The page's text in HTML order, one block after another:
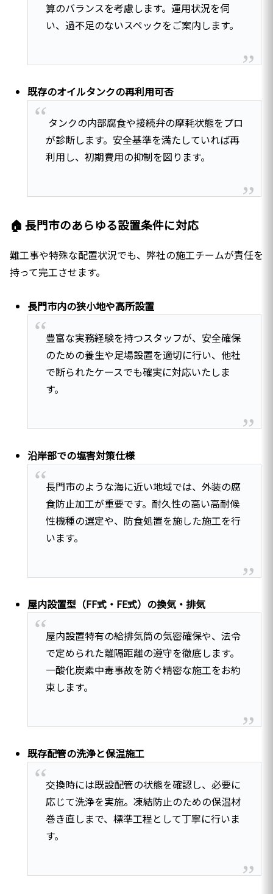
算のバランスを考慮します。運用状況を伺
い、過不足のないスペックをご案内します。
既存のオイルタンクの再利用可否
タンクの内部腐食や接続弁の摩耗状態をプロ
が診断します。安全基準を満たしていれば再
利用し、初期費用の抑制を図ります。
🏠 長門市のあらゆる設置条件に対応
難工事や特殊な配置状況でも、弊社の施工チームが責任を
持って完工させます。
長門市内の狭小地や高所設置
豊富な実務経験を持つスタッフが、安全確保
のための養生や足場設置を適切に行い、他社
で断られたケースでも確実に対応いたしま
す。
沿岸部での塩害対策仕様
長門市のような海に近い地域では、外装の腐
食防止加工が重要です。耐久性の高い高耐候
性機種の選定や、防食処置を施した施工を行
います。
屋内設置型（FF式・FE式）の換気・排気
屋内設置特有の給排気筒の気密確保や、法令
で定められた離隔距離の遵守を徹底します。
一酸化炭素中毒事故を防ぐ精密な施工をお約
束します。
既存配管の洗浄と保温施工
交換時には既設配管の状態を確認し、必要に
応じて洗浄を実施。凍結防止のための保温材
巻き直しまで、標準工程として丁寧に行いま
す。